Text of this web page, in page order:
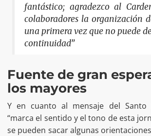
fantástico; agradezco al
colaboradores la organización
una primera vez que no puede
continuidad”
Fuente de gran
los mayores
Y en cuanto al mensaje del Santo
“marca el sentido y el tono de esta
se pueden sacar algunas